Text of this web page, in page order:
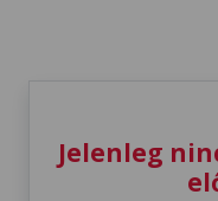
Jelenleg